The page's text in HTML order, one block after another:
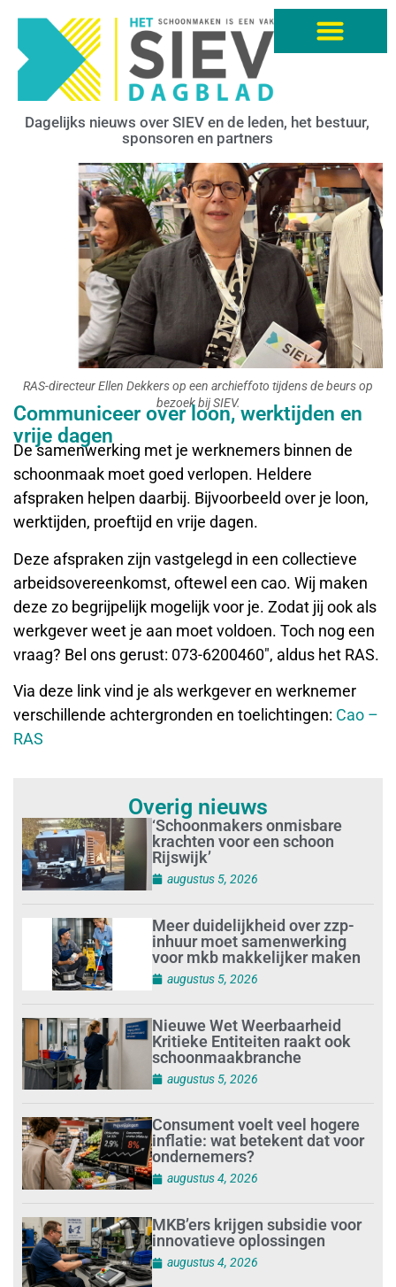
Dagelijks nieuws over SIEV en de leden, het bestuur,
sponsoren en partners
RAS-directeur Ellen Dekkers op een archieffoto tijdens de beurs op
bezoek bij SIEV.
Communiceer over loon, werktijden en
vrije dagen
De samenwerking met je werknemers binnen de
schoonmaak moet goed verlopen. Heldere
afspraken helpen daarbij. Bijvoorbeeld over je loon,
werktijden, proeftijd en vrije dagen.
Deze afspraken zijn vastgelegd in een collectieve
arbeidsovereenkomst, oftewel een cao. Wij maken
deze zo begrijpelijk mogelijk voor je. Zodat jij ook als
werkgever weet je aan moet voldoen. Toch nog een
vraag? Bel ons gerust: 073-6200460″, aldus het RAS.
Via deze link vind je als werkgever en werknemer
verschillende achtergronden en toelichtingen: Cao –
RAS
Overig nieuws
‘Schoonmakers onmisbare
krachten voor een schoon
Rijswijk’
augustus 5, 2026
Meer duidelijkheid over zzp-
inhuur moet samenwerking
voor mkb makkelijker maken
augustus 5, 2026
Nieuwe Wet Weerbaarheid
Kritieke Entiteiten raakt ook
schoonmaakbranche
augustus 5, 2026
Consument voelt veel hogere
inflatie: wat betekent dat voor
ondernemers?
augustus 4, 2026
MKB’ers krijgen subsidie voor
innovatieve oplossingen
augustus 4, 2026